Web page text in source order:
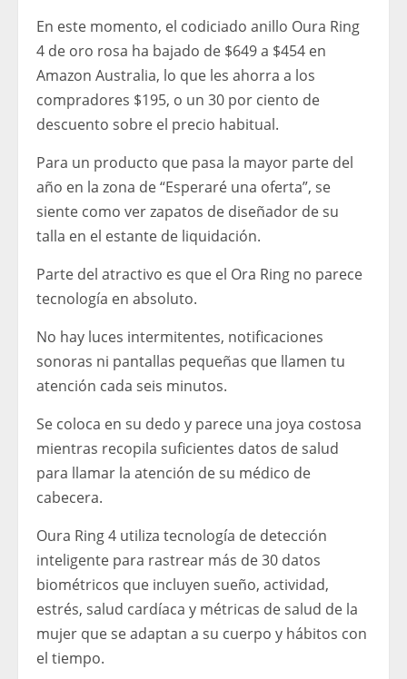
En este momento, el codiciado anillo Oura Ring
4 de oro rosa ha bajado de $649 a $454 en
Amazon Australia, lo que les ahorra a los
compradores $195, o un 30 por ciento de
descuento sobre el precio habitual.
Para un producto que pasa la mayor parte del
año en la zona de “Esperaré una oferta”, se
siente como ver zapatos de diseñador de su
talla en el estante de liquidación.
Parte del atractivo es que el Ora Ring no parece
tecnología en absoluto.
No hay luces intermitentes, notificaciones
sonoras ni pantallas pequeñas que llamen tu
atención cada seis minutos.
Se coloca en su dedo y parece una joya costosa
mientras recopila suficientes datos de salud
para llamar la atención de su médico de
cabecera.
Oura Ring 4 utiliza tecnología de detección
inteligente para rastrear más de 30 datos
biométricos que incluyen sueño, actividad,
estrés, salud cardíaca y métricas de salud de la
mujer que se adaptan a su cuerpo y hábitos con
el tiempo.